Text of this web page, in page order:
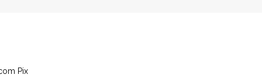
Pix